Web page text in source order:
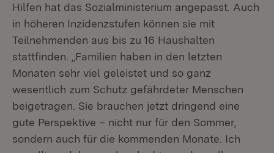
Hilfen hat das Sozialministerium angepasst. Auch
in höheren Inzidenzstufen können sie mit
Teilnehmenden aus bis zu 16 Haushalten
stattfinden. „Familien haben in den letzten
Monaten sehr viel geleistet und so ganz
wesentlich zum Schutz gefährdeter Menschen
beigetragen. Sie brauchen jetzt dringend eine
gute Perspektive – nicht nur für den Sommer,
sondern auch für die kommenden Monate. Ich